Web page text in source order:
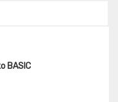
BASIC